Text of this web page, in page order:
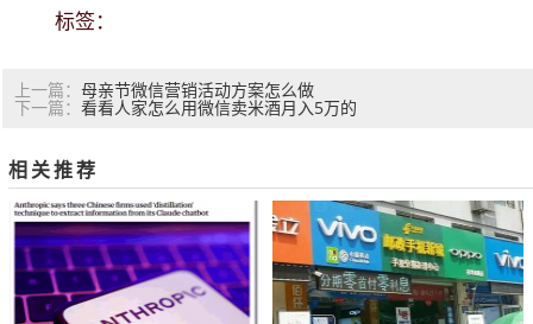
标签：
上一篇： 母亲节微信营销活动方案怎么做
下一篇： 看看人家怎么用微信卖米酒月入5万的
相关推荐